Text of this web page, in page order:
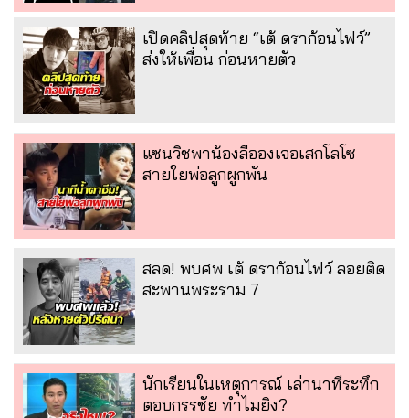
เปิดคลิปสุดท้าย “เต้ ดราก้อนไฟว์”
ส่งให้เพื่อน ก่อนหายตัว
แซนวิชพาน้องลีอองเจอเสกโลโซ
สายใยพ่อลูกผูกพัน
สลด! พบศพ เต้ ดราก้อนไฟว์ ลอยติด
สะพานพระราม 7
นักเรียนในเหตุการณ์ เล่านาทีระทึก
ตอบกรรชัย ทำไมยิง?